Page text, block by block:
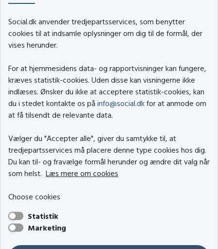
Social.dk anvender tredjepartsservices, som benytter
cookies til at indsamle oplysninger om dig til de formål, der
vises herunder.
For at hjemmesidens data- og rapportvisninger kan fungere,
kræves statistik-cookies. Uden disse kan visningerne ikke
indlæses. Ønsker du ikke at acceptere statistik-cookies, kan
du i stedet kontakte os på info@social.dk for at anmode om
at få tilsendt de relevante data.
Vælger du "Accepter alle", giver du samtykke til, at
tredjepartsservices må placere denne type cookies hos dig.
Du kan til- og fravælge formål herunder og ændre dit valg når
som helst. Læs mere om cookies
Choose cookies
Statistik
Marketing